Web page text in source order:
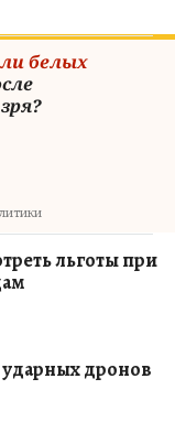
белых
льготы при
ударных дронов